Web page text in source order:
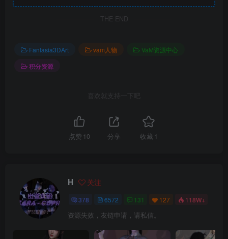
THE END
Fantasia3DArt vam人物
VaM资源中心
积分资源
喜欢就支持一下吧
点赞 10 分享 收藏 1
H 关注
378 6572 131 127 118W+
资源失效，友链申请，请私信。